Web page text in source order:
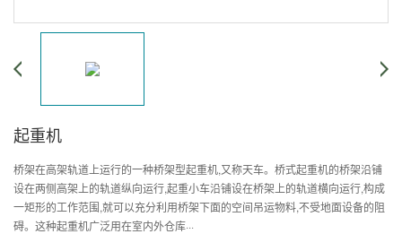
起重机
桥架在高架轨道上运行的一种桥架型起重机,又称天车。桥式起重机的桥架沿铺
设在两侧高架上的轨道纵向运行,起重小车沿铺设在桥架上的轨道横向运行,构成
一矩形的工作范围,就可以充分利用桥架下面的空间吊运物料,不受地面设备的阻
碍。这种起重机广泛用在室内外仓库···